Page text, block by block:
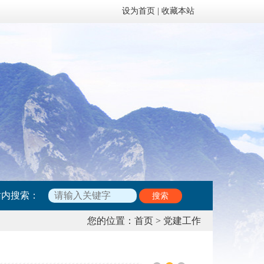
设为首页 | 收藏本站
搜索： 搜索
您的位置： 首页 > 党建工作